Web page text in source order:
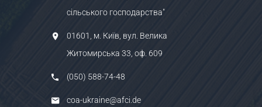
сільського господарства"
01601, м. Київ, вул. Велика
Житомирська 33, оф. 609
(050) 588-74-48
coa-ukraine@afci.de